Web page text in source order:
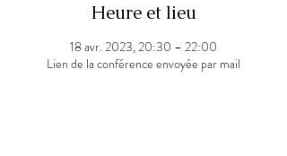
Heure et lieu
18 avr. 2023, 20:30 – 22:00
Lien de la conférence envoyée par mail